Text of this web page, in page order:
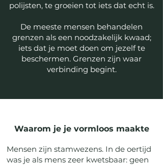
polijsten, te groeien tot iets dat echt is.
De meeste mensen behandelen
grenzen als een noodzakelijk kwaad;
iets dat je moet doen om jezelf te
beschermen. Grenzen zijn waar
verbinding begint.
Waarom je je vormloos maakte
Mensen zijn stamwezens. In de oertijd
was je als mens zeer kwetsbaar: geen